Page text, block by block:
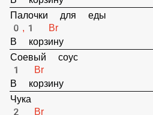
Палочки для еды
0,1 Br
В корзину
Соевый соус
1 Br
В корзину